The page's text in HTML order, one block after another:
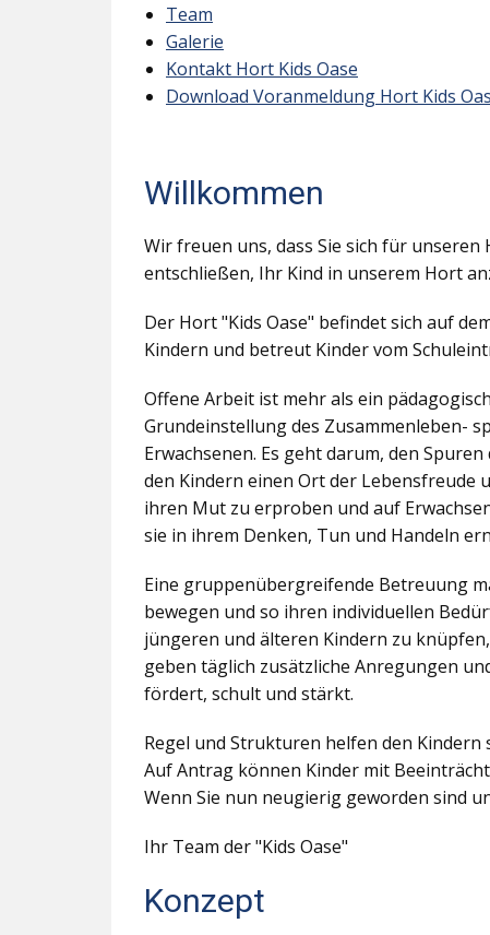
Team
Galerie
Kontakt Hort Kids Oase
Download Voranmeldung Hort Kids
Willkommen
Wir freuen uns, dass Sie sich für
entschließen, Ihr Kind in unserem Hort
Der Hort "Kids Oase" befindet sich auf
Kindern und betreut Kinder vom
Offene Arbeit ist mehr als ein
Grundeinstellung des Zusammenleben-
Erwachsenen. Es geht darum, den
den Kindern einen Ort der Lebensfreude
ihren Mut zu erproben und auf
sie in ihrem Denken, Tun und Handeln
Eine gruppenübergreifende Betreuung
bewegen und so ihren individuellen
jüngeren und älteren Kindern zu
geben täglich zusätzliche Anregungen
fördert, schult und stärkt.
Regel und Strukturen helfen den
Auf Antrag können Kinder mit
Wenn Sie nun neugierig geworden sind
Ihr Team der "Kids Oase"
Konzept